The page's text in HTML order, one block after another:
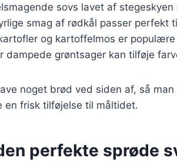
sovs lavet af stegeskyen
smag af rødkål passer perfekt
og kartoffelmos er populære
dampede grøntsager kan tilføje
noget brød ved siden af, så
en frisk tilføjelse til måltidet.
perfekte sprøde